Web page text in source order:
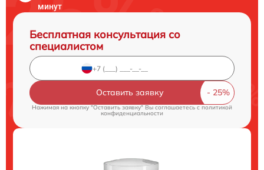
минут
Бесплатная консультация со
специалистом
Оставить заявку
Нажимая на кнопку "Оставить заявку" Вы соглашаетесь c политикой
конфиденциальности